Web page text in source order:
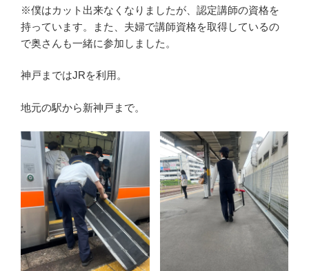
※僕はカット出来なくなりましたが、認定講師の資格を
持っています。また、夫婦で講師資格を取得しているの
で奥さんも一緒に参加しました。
神戸まではJRを利用。
地元の駅から新神戸まで。